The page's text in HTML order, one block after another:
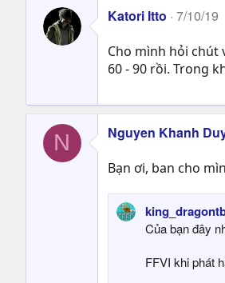
Katori Itto 7/10/19
Cho mình hỏi chút
60 - 90 rồi. Trong
N Nguyen Khanh
Bạn ơi, ban cho
Của bạn đây
FFVI khi phát